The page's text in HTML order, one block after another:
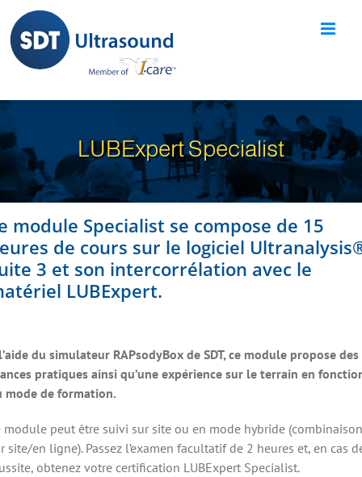
content
LUBExpert Specialist
module Specialist se compose de 15
de cours sur le logiciel
3 et son intercorrélation avec le
LUBExpert.
du simulateur RAPsodyBox de SDT, ce module propose des
pratiques ainsi qu’une expérience sur le terrain en
mode de formation.
module peut être suivi sur site ou en mode hybride (combinaison
site/en ligne). Passez l’examen facultatif de 2 heures et, en cas
obtenez votre certification LUBExpert Specialist.